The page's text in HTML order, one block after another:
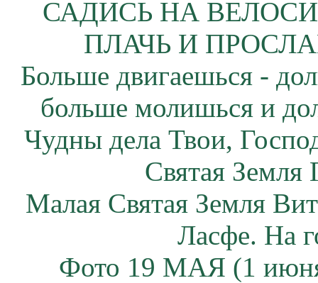
САДИСЬ НА
ПЛАЧЬ И
Больше двигаешься -
больше молишься и
Чудны дела Твои,
Святая
Малая Святая Земля
Ласфе. На
Фото 19 МАЯ (1